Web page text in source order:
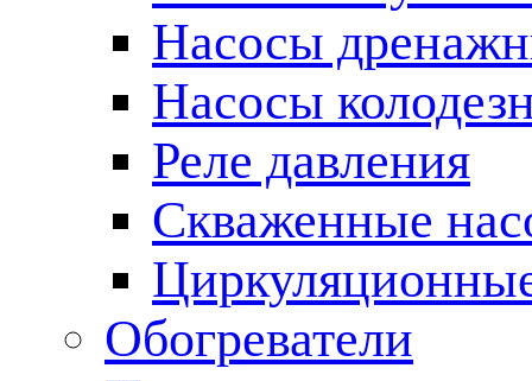
Насосы
Насосы
Реле давления
Скваженные
Обогреватели